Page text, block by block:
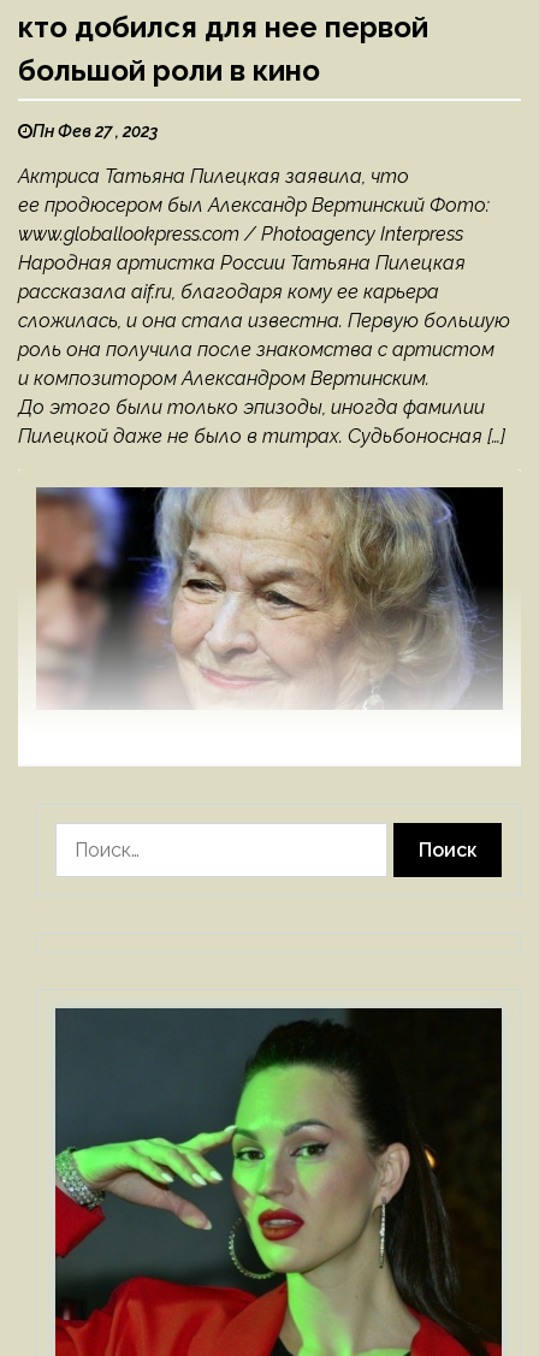
кто добился для нее первой
большой роли в кино
Пн Фев 27 , 2023
Актриса Татьяна Пилецкая заявила, что
ее продюсером был Александр Вертинский Фото:
www.globallookpress.com / Photoagency Interpress
Народная артистка России Татьяна Пилецкая
рассказала aif.ru, благодаря кому ее карьера
сложилась, и она стала известна. Первую большую
роль она получила после знакомства с артистом
и композитором Александром Вертинским.
До этого были только эпизоды, иногда фамилии
Пилецкой даже не было в титрах. Судьбоносная […]